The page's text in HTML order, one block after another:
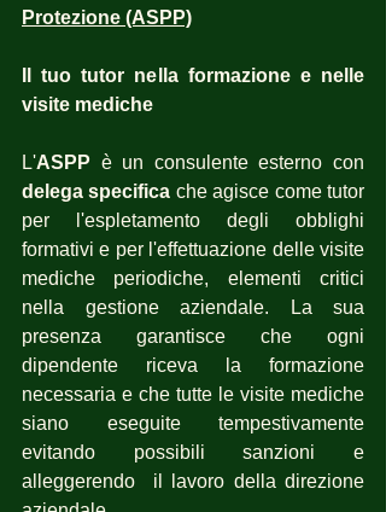
Protezione (ASPP)
Il tuo tutor nella formazione e nelle
visite mediche
L'ASPP
delega specifica che agisce come tutor
per l'espletamento degli obblighi
formativi e per l'effettuazione delle visite
mediche periodiche, elementi critici
nella gestione aziendale. La sua
presenza garantisce che ogni
dipendente riceva la formazione
necessaria e che tutte le visite mediche
siano eseguite tempestivamente
evitando possibili sanzioni e
alleggerendo  il lavoro della direzione